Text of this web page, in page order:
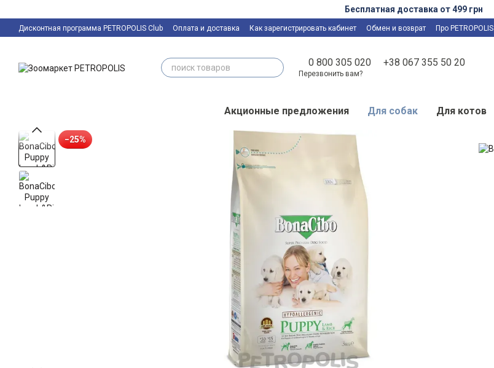
Бесплатная доставка от 499 грн
Дисконтная программа PETROPOLIS Club Оплата и доставка Как зарегистрировать кабинет Обмен и возврат Про PETROPOLIS
0 800 305 020 +38 067 355 50 20
Перезвонить вам?
Акционные предложения Для собак Для котов
−25%